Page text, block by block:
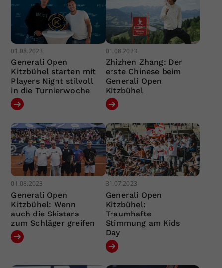
01.08.2023
Generali Open
Kitzbühel starten mit
Players Night stilvoll
in die Turnierwoche
01.08.2023
Zhizhen Zhang: Der
erste Chinese beim
Generali Open
Kitzbühel
01.08.2023
Generali Open
Kitzbühel: Wenn
auch die Skistars
zum Schläger greifen
31.07.2023
Generali Open
Kitzbühel:
Traumhafte
Stimmung am Kids
Day